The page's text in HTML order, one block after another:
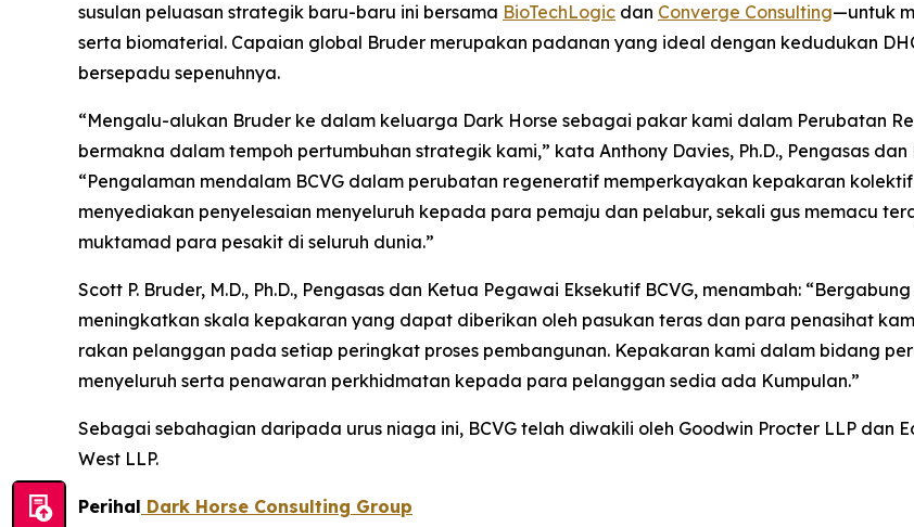
susulan peluasan strategik baru-baru ini bersama BioTechLogic dan Converge Consulting—untuk
serta biomaterial. Capaian global Bruder merupakan padanan yang ideal dengan kedudukan
bersepadu sepenuhnya.
“Mengalu-alukan Bruder ke dalam keluarga Dark Horse sebagai pakar kami dalam Perubatan
bermakna dalam tempoh pertumbuhan strategik kami,” kata Anthony Davies, Ph.D., Pengasas
“Pengalaman mendalam BCVG dalam perubatan regeneratif memperkayakan kepakaran
menyediakan penyelesaian menyeluruh kepada para pemaju dan pelabur, sekali gus memacu
muktamad para pesakit di seluruh dunia.”
Scott P. Bruder, M.D., Ph.D., Pengasas dan Ketua Pegawai Eksekutif BCVG, menambah:
meningkatkan skala kepakaran yang dapat diberikan oleh pasukan teras dan para penasihat
rakan pelanggan pada setiap peringkat proses pembangunan. Kepakaran kami dalam bidang
menyeluruh serta penawaran perkhidmatan kepada para pelanggan sedia ada Kumpulan.”
Sebagai sebahagian daripada urus niaga ini, BCVG telah diwakili oleh Goodwin Procter LLP dan
West LLP.
Perihal Dark Horse Consulting Group